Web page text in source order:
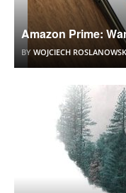
Amazon Prime:
BY WOJCIECH
ALLGEMEIN